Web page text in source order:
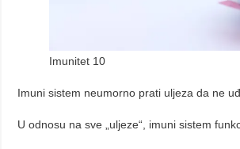
Imunitet 10
Imuni sistem neumorno prati uljeza da ne
U odnosu na sve „uljeze“, imuni sistem